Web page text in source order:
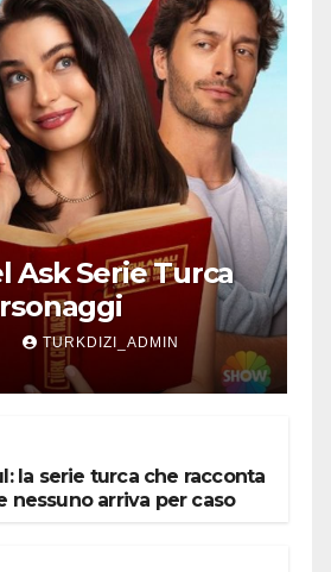
Ask Serie Turca
TURKDIZI_ADMIN
la serie turca che racconta
nessuno arriva per caso